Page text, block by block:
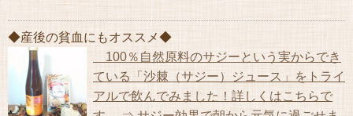
◆産後の貧血にもオススメ◆
100％自然原料のサジーという実からでき
ている「沙棘（サジー）ジュース」をトライ
アルで飲んでみました！詳しくはこちらで